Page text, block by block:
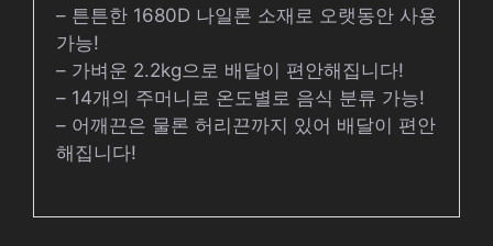
– 튼튼한 1680D 나일론 소재로 오랫동안 사용
가능!
– 가벼운 2.2kg으로 배달이 편안해집니다!
– 14개의 주머니로 온도별로 음식 분류 가능!
– 어깨끈은 물론 허리끈까지 있어 배달이 편안
해집니다!